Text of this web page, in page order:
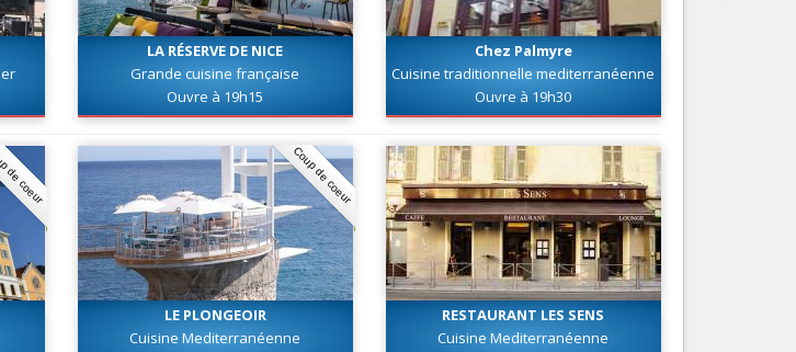
Loisirs
Plages, sports, ...
Services
Tourisme, ...
Nice la plaine du Var
Nice le Carré d’Or
Nice Aéroport
LA RÉSERVE DE NICE
Grande cuisine française
Ouvre à 19h15
Chez Palmyre
Cuisine traditionnelle mediterranéenne
Ouvre à 19h30
coeur Coup de coeur
LE PLONGEOIR
Cuisine Mediterranéenne
RESTAURANT LES SENS
Cuisine Mediterranéenne